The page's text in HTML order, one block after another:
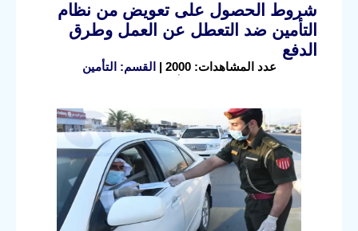
شروط الحصول على تعويض من نظام
التأمين ضد التعطل عن العمل وطرق
الدفع
عدد المشاهدات: 2000 | القسم: التأمين